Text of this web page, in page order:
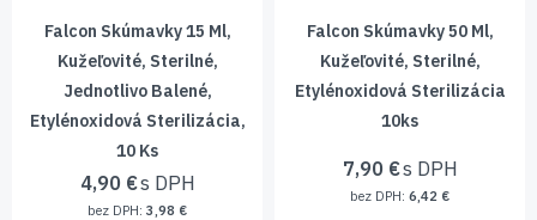
Falcon Skúmavky 15 Ml,
Kužeľovité, Sterilné,
Jednotlivo Balené,
Etylénoxidová Sterilizácia,
10 Ks
4,90 €
3,98 €
Falcon Skúmavky 50 Ml,
Kužeľovité, Sterilné,
Etylénoxidová Sterilizácia
10ks
7,90 €
6,42 €